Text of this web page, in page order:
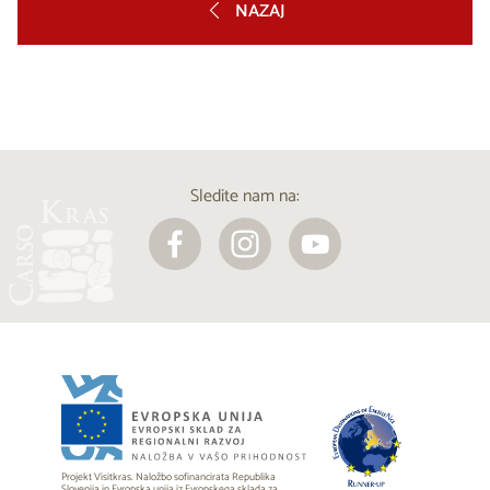
NAZAJ
Sledite nam na:
Projekt Visitkras. Naložbo sofinancirata Republika